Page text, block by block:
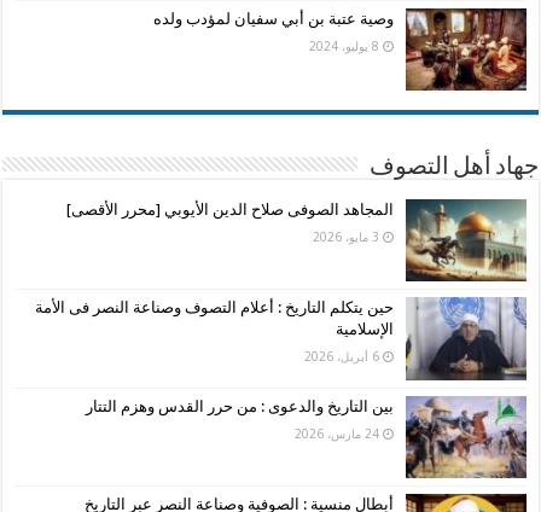
وصية عتبة بن أبي سفيان لمؤدب ولده
8 يوليو، 2024
جهاد أهل التصوف
المجاهد الصوفى صلاح الدين الأيوبي [محرر الأقصى]
3 مايو، 2026
حين يتكلم التاريخ : أعلام التصوف وصناعة النصر فى الأمة
الإسلامية
6 أبريل، 2026
بين التاريخ والدعوى : من حرر القدس وهزم التتار
24 مارس، 2026
أبطال منسية : الصوفية وصناعة النصر عبر التاريخ